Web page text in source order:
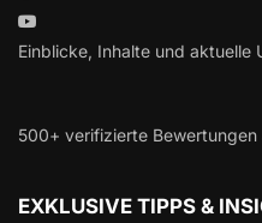
Einblicke, Inhalte und aktuelle
500+ verifizierte Bewertungen
EXKLUSIVE TIPPS &